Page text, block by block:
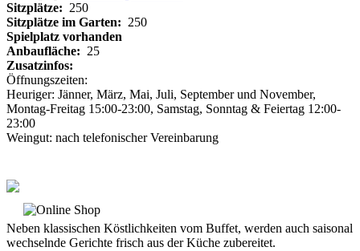
Sitzplätze: 250
Sitzplätze im Garten: 250
Spielplatz vorhanden
Anbaufläche: 25
Zusatzinfos:
Öffnungszeiten:
Heuriger: Jänner, März, Mai, Juli, September und November,
Montag-Freitag 15:00-23:00, Samstag, Sonntag & Feiertag 12:00-
23:00
Weingut: nach telefonischer Vereinbarung
Neben klassischen Köstlichkeiten vom Buffet, werden auch saisonal
wechselnde Gerichte frisch aus der Küche zubereitet.